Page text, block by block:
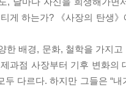
게 하는가? 《사장의 탄생
한 배경, 문화, 철학을 가지
과점 사장부터 기후 변화의
두 다르다. 하지만 그들은 “